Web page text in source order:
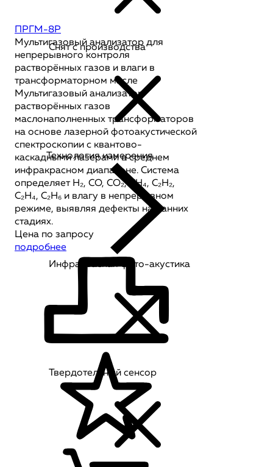
ПРГМ-8Р
Мультигазовый анализатор для
непрерывного контроля
растворённых газов и влаги в
трансформаторном масле
Мультигазовый анализатор
растворённых газов
маслонаполненных трансформаторов
на основе лазерной фотоакустической
спектроскопии с квантово-
каскадными лазерами в среднем
инфракрасном диапазоне. Система
определяет H₂, CO, CO₂, CH₄, C₂H₂,
C₂H₄, C₂H₆ и влагу в непрерывном
режиме, выявляя дефекты на ранних
стадиях.
Цена по запросу
подробнее
Снят с производства
Технология измерения
Инфракрасная фото-акустика
Твердотельный сенсор